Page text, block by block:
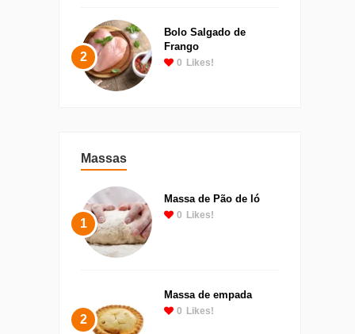
2
Bolo Salgado de
Frango
0 Likes!
Massas
1
Massa de Pão de ló
0 Likes!
2
Massa de empada
0 Likes!